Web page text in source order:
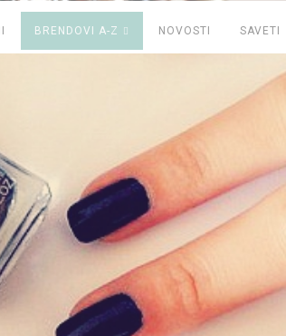
BRENDOVI A-Z NOVOSTI SAVETI